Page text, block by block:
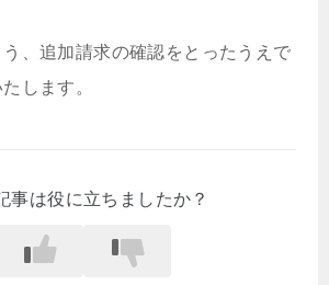
う、追加請求の確認をとったうえで
します。
事は役に立ちましたか？